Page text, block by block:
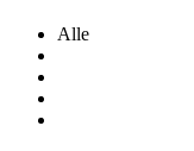
Alle